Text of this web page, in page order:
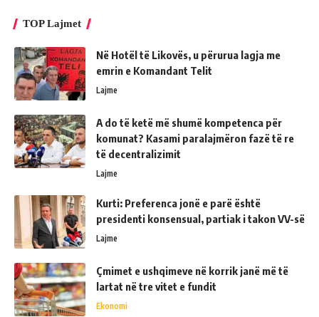
TOP Lajmet
Në Hotël të Likovës, u përurua lagja me
emrin e Komandant Telit
Lajme
A do të ketë më shumë kompetenca për
komunat? Kasami paralajmëron fazë të re
të decentralizimit
Lajme
Kurti: Preferenca jonë e parë është
presidenti konsensual, partiak i takon VV-së
Lajme
Çmimet e ushqimeve në korrik janë më të
lartat në tre vitet e fundit
Ekonomi